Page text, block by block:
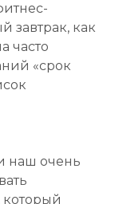
завтрак, как
часто
«срок
наш очень